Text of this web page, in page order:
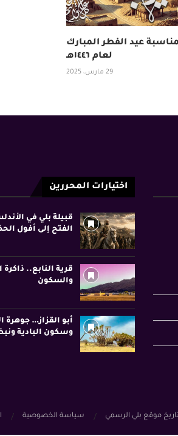
عيد الفطر المبارك
لعام ١٤٤٦هـ
29 مارس، 2025
اختيارات المحررين
قبيلة بلي في
الفتح إلى أفول
قرية النابع.. ذاكرة
والسكون
أبو القزاز… جوهرة
وسكون البادية
تاريخ موقع بلي الرسمي سياسة الخصوصية